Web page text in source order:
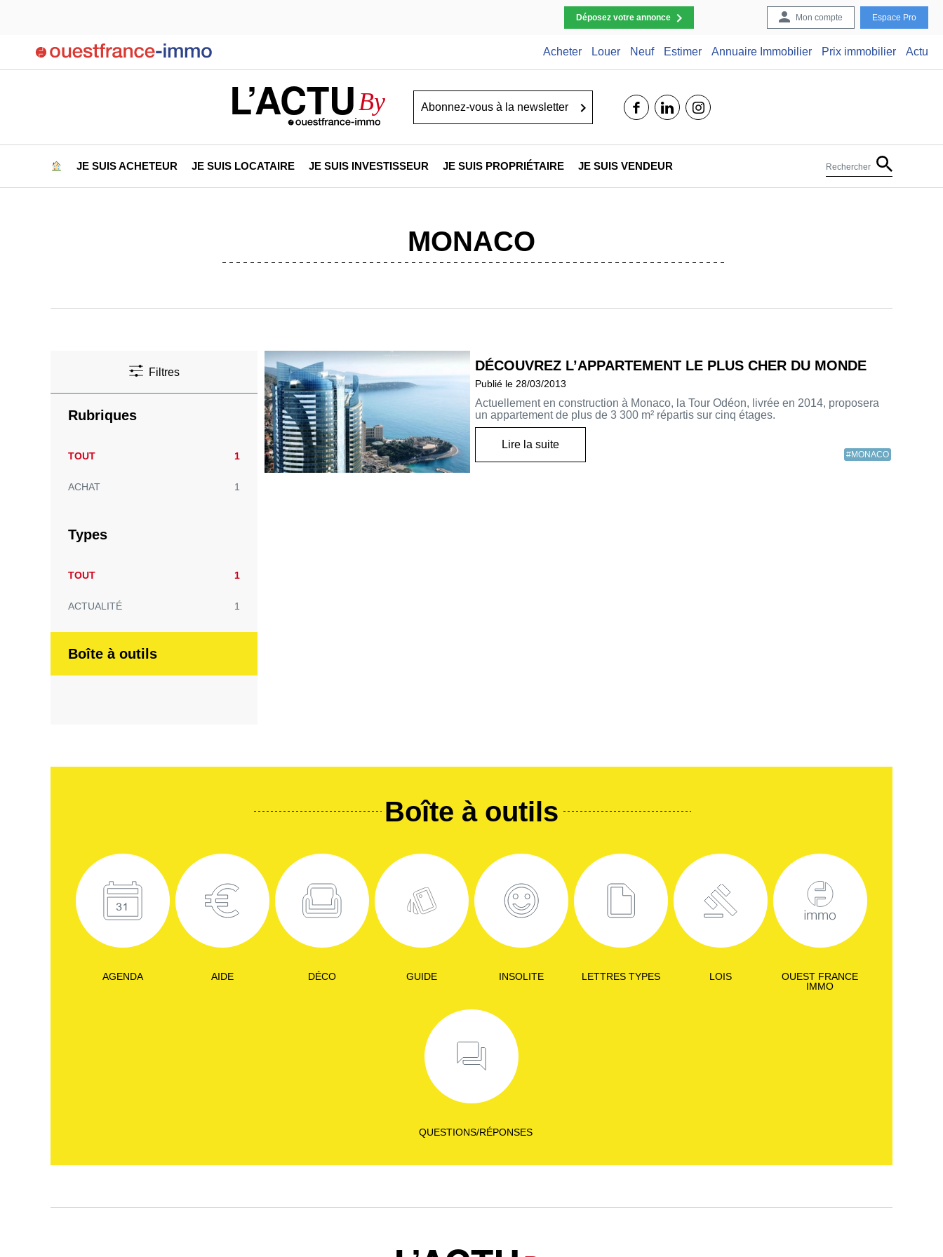
Déposez votre annonce Mon compte Espace Pro
Acheter Louer Neuf Estimer Annuaire Immobilier Prix immobilier Actu
L’ACTU By facebooklinkedin
JE SUIS ACHETEUR JE SUIS LOCATAIRE JE SUIS INVESTISSEUR JE SUIS PROPRIÉTAIRE JE SUIS VENDEUR Rechercher
MONACO
DÉCOUVREZ L’APPARTEMENT LE PLUS CHER DU MONDE
Publié le 28/03/2013
Actuellement en construction à Monaco, la Tour Odéon, livrée en 2014, proposera
un appartement de plus de 3 300 m² répartis sur cinq étages.
Lire la suite
#MONACO
Filtres
Rubriques
TOUT 1
ACHAT 1
Types
TOUT 1
ACTUALITÉ 1
Boîte à outils
Boîte à outils
AGENDA AIDE DÉCO GUIDE INSOLITE LETTRES TYPES LOIS
OUEST FRANCE
IMMO
QUESTIONS/RÉPONSES